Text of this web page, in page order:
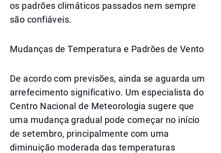
os padrões climáticos passados nem sempre
são confiáveis.
Mudanças de Temperatura e Padrões de Vento
De acordo com previsões, ainda se aguarda um
arrefecimento significativo. Um especialista do
Centro Nacional de Meteorologia sugere que
uma mudança gradual pode começar no início
de setembro, principalmente com uma
diminuição moderada das temperaturas